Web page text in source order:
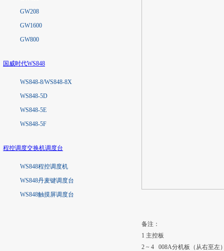
GW208
GW1600
GW800
国威时代WS848
WS848-8/WS848-8X
WS848-5D
WS848-5E
WS848-5F
程控调度交换机调度台
WS848程控调度机
WS848丹麦键调度台
WS848触摸屏调度台
备注：
1 主控板
2 ~ 4 008A分机板（从右至左